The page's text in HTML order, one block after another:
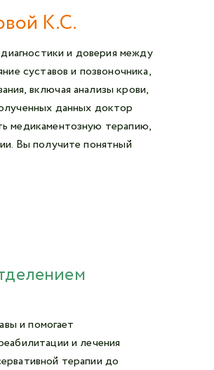
К.С.
и доверия между
суставов и позвоночника,
включая анализы крови,
данных доктор
медикаментозную терапию,
Вы получите понятный
и помогает
и лечения
терапии до